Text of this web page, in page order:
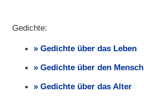
Gedichte:
Gedichte über das Leben
Gedichte über den Mensch
Gedichte über das Alter